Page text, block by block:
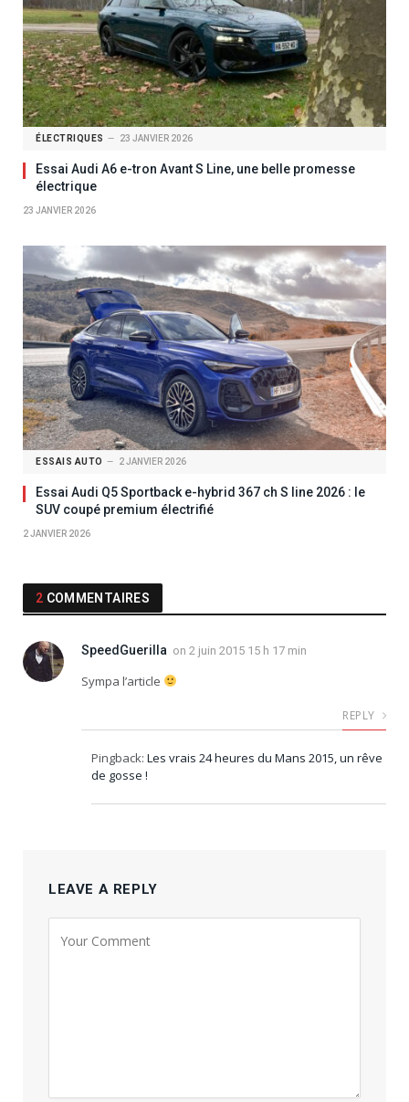
ÉLECTRIQUES 23 JANVIER 2026
Essai Audi A6 e-tron Avant S Line, une belle promesse
électrique
23 JANVIER 2026
ESSAIS AUTO 2 JANVIER 2026
Essai Audi Q5 Sportback e-hybrid 367 ch S line 2026 : le
SUV coupé premium électrifié
2 JANVIER 2026
2 COMMENTAIRES
SpeedGuerilla on 2 juin 2015 15 h 17 min
Sympa l’article
REPLY
Pingback: Les vrais 24 heures du Mans 2015, un rêve
de gosse !
LEAVE A REPLY